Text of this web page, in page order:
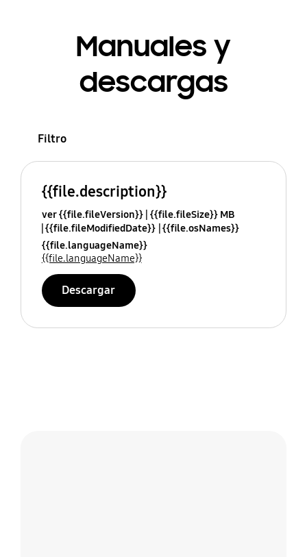
Manuales y
descargas
Filtro
{{file.description}}
ver {{file.fileVersion}} {{file.fileSize}} MB
{{file.fileModifiedDate}} {{file.osNames}}
{{file.languageName}}
{{file.languageName}}
Descargar